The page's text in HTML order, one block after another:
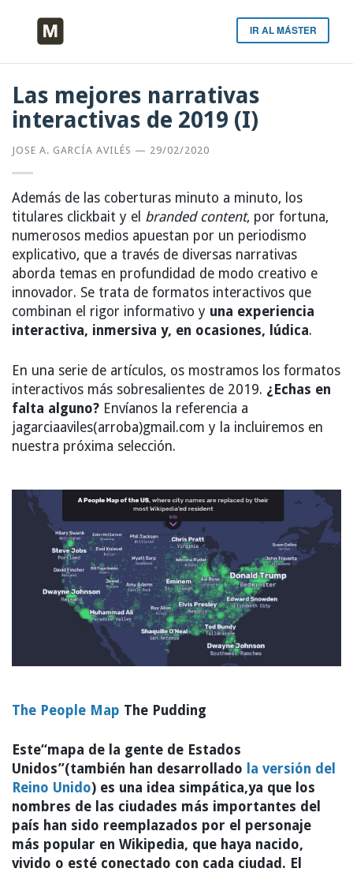
IR AL MÁSTER
Las mejores narrativas
interactivas de 2019 (I)
JOSE A. GARCÍA AVILÉS — 29/02/2020
Además de las coberturas minuto a minuto, los
titulares clickbait y el branded content, por fortuna,
numerosos medios apuestan por un periodismo
explicativo, que a través de diversas narrativas
aborda temas en profundidad de modo creativo e
innovador. Se trata de formatos interactivos que
combinan el rigor informativo y una experiencia
interactiva, inmersiva y, en ocasiones, lúdica.
En una serie de artículos, os mostramos los formatos
interactivos más sobresalientes de 2019. ¿Echas en
falta alguno? Envíanos la referencia a
jagarciaaviles(arroba)gmail.com y la incluiremos en
nuestra próxima selección.
The People Map The Pudding
Este“mapa de la gente de Estados
Unidos”(también han desarrollado la versión del
Reino Unido) es una idea simpática,ya que los
nombres de las ciudades más importantes del
país han sido reemplazados por el personaje
más popular en Wikipedia, que haya nacido,
vivido o esté conectado con cada ciudad. El